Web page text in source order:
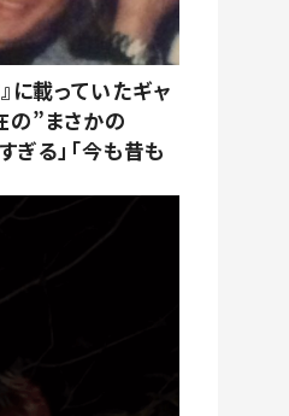
に載っていたギャ
の”まさかの
ぎる」「今も昔も